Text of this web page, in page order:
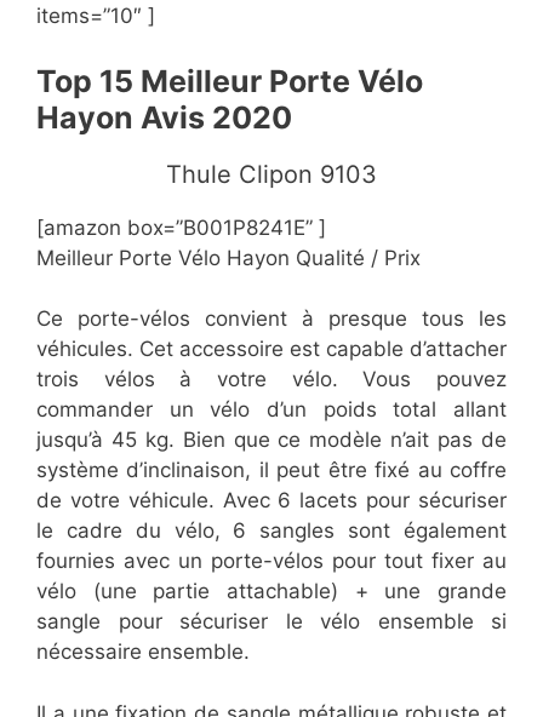
items=”10″ ]
Top 15 Meilleur Porte Vélo
Hayon Avis 2020
​Thule Clipon 9103​
[amazon box=”B001P8241E” ]
Meilleur Porte Vélo Hayon Qualité / Prix
Ce porte-vélos convient à presque tous les
véhicules. Cet accessoire est capable d’attacher
trois vélos à votre vélo. Vous pouvez
commander un vélo d’un poids total allant
jusqu’à 45 kg. Bien que ce modèle n’ait pas de
système d’inclinaison, il peut être fixé au coffre
de votre véhicule. Avec 6 lacets pour sécuriser
le cadre du vélo, 6 sangles sont également
fournies avec un porte-vélos pour tout fixer au
vélo (une partie attachable) + une grande
sangle pour sécuriser le vélo ensemble si
nécessaire ensemble.